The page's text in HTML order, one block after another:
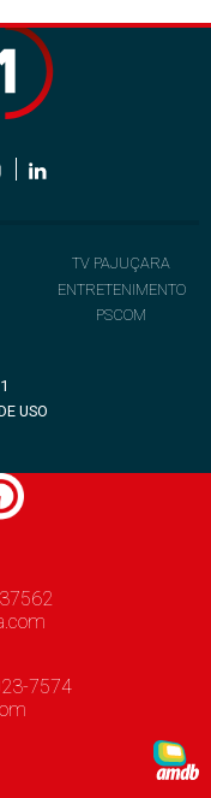
TV PAJUÇARA
ENTRETENIMENTO
PSCOM
USO
7574